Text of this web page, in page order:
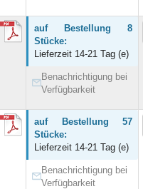
auf Bestellung 8
Stücke:
Lieferzeit 14-21 Tag (e)
Benachrichtigung bei
Verfügbarkeit
auf Bestellung 57
Stücke:
Lieferzeit 14-21 Tag (e)
Benachrichtigung bei
Verfügbarkeit